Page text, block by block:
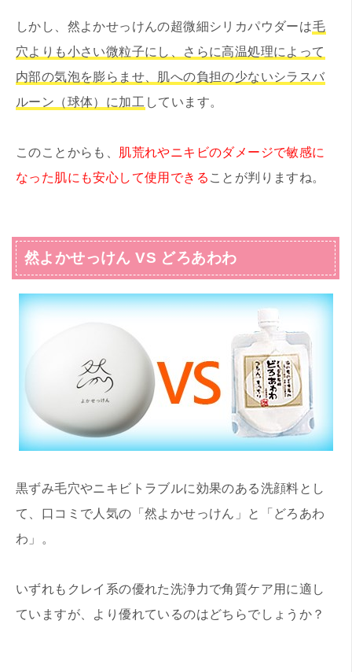
しかし、然よかせっけんの超微細シリカパウダーは毛
穴よりも小さい微粒子にし、さらに高温処理によって
内部の気泡を膨らませ、肌への負担の少ないシラスバ
ルーン（球体）に加工 しています。
このことからも、 肌荒れやニキビのダメージで敏感に
なった肌にも安心して使用できる ことが判りますね。
然よかせっけん VS どろあわわ
黒ずみ毛穴やニキビトラブルに効果のある洗顔料とし
て、口コミで人気の「然よかせっけん」と「どろあわ
わ」。
いずれもクレイ系の優れた洗浄力で角質ケア用に適し
ていますが、より優れているのはどちらでしょうか？